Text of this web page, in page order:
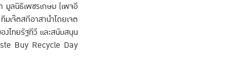
มูลนิธิเพชรเกษม (เพจอี
เจ๊ตสกีอาสานำโดยเจต
ไทยรัฐทีวี และสนับสนุน
Buy Recycle Day